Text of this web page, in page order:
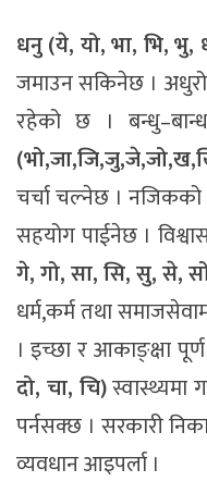
धनु (ये, यो, भा, भि, भु,
जमाउन सकिनेछ ।
रहेको छ ।
चर्चा चल्नेछ । नजिकको
सहयोग पाईनेछ ।
गे, गो, सा, सि, सु, से,
धर्म,कर्म तथा
। इच्छा र आकाङ्क्षा
दो, चा, चि)
पर्नसक्छ । सरकारी
व्यवधान आइपर्ला ।